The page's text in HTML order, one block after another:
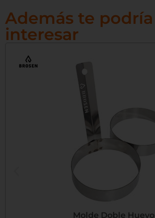
Además te podría
interesar
Molde Doble Huevo